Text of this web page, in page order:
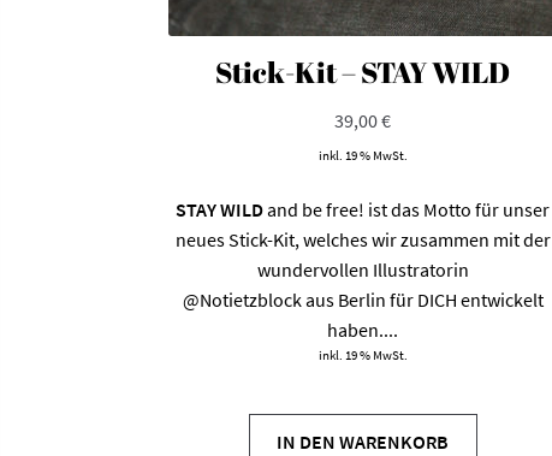
Stick-Kit – STAY WILD
39,00€
inkl. 19 % MwSt.
STAY WILDand be free! ist das Motto für unser
neues Stick-Kit, welches wir zusammen mit der
wundervollen Illustratorin
@Notietzblockaus Berlin für DICH entwickelt
haben....
inkl. 19 % MwSt.
IN DEN WARENKORB